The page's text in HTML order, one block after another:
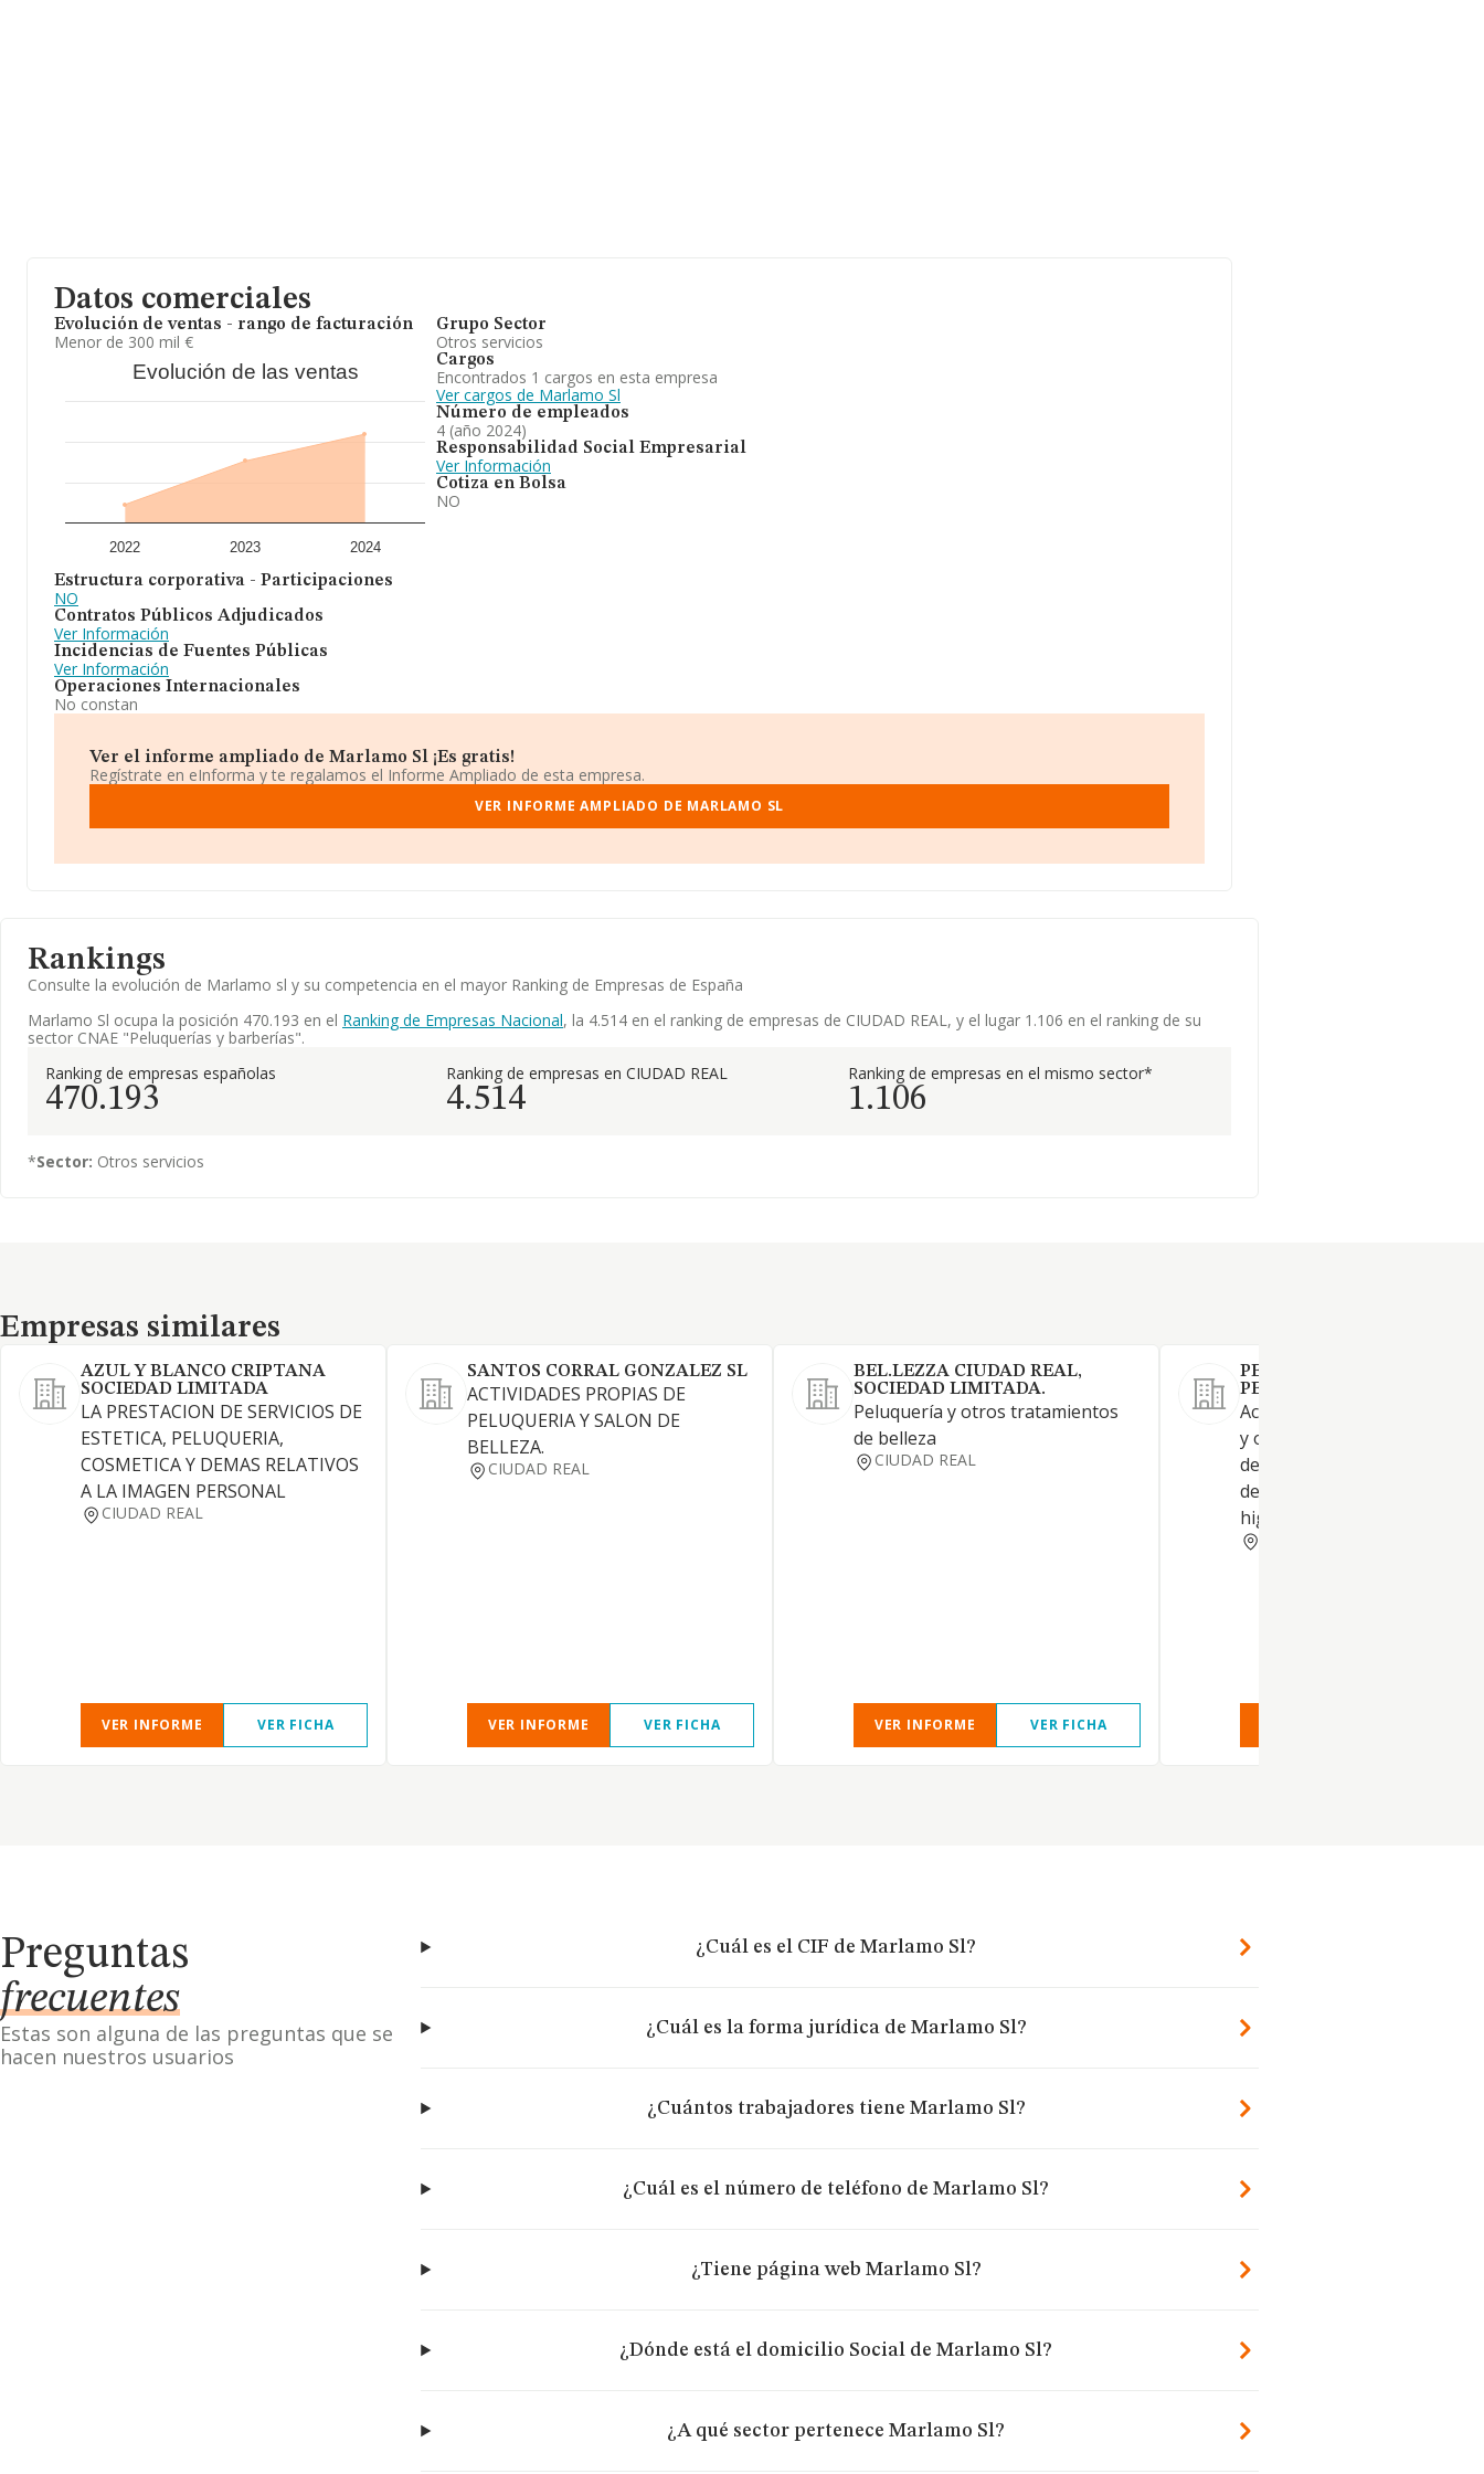
Datos comerciales
Evolución de ventas - rango de facturación
Menor de 300 mil €
Evolución de las ventas
2022 2023 2024
Estructura corporativa - Participaciones
NO
Contratos Públicos Adjudicados
Ver Información
Incidencias de Fuentes Públicas
Ver Información
Operaciones Internacionales
No constan
Grupo Sector
Otros servicios
Cargos
Encontrados 1 cargos en esta empresa
Ver cargos de Marlamo Sl
Número de empleados
4 (año 2024)
Responsabilidad Social Empresarial
Ver Información
Cotiza en Bolsa
NO
Ver el informe ampliado de Marlamo Sl ¡Es gratis!
Regístrate en eInforma y te regalamos el Informe Ampliado de esta empresa.
VER INFORME AMPLIADO DE MARLAMO SL
Rankings
Consulte la evolución de Marlamo sl y su competencia en el mayor Ranking de Empresas de España
Marlamo Sl ocupa la posición 470.193 en el Ranking de Empresas Nacional, la 4.514 en el ranking de empresas de CIUDAD REAL, y el lugar 1.106 en el ranking de su
sector CNAE "Peluquerías y barberías".
Ranking de empresas españolas
470.193
Ranking de empresas en CIUDAD REAL
4.514
Ranking de empresas en el mismo sector*
1.106
*Sector: Otros servicios
Empresas similares
Empresas similares
AZUL Y BLANCO CRIPTANA
SOCIEDAD LIMITADA
LA PRESTACION DE SERVICIOS DE
ESTETICA, PELUQUERIA,
COSMETICA Y DEMAS RELATIVOS
A LA IMAGEN PERSONAL
CIUDAD REAL
VER INFORME VER FICHA
SANTOS CORRAL GONZALEZ SL
ACTIVIDADES PROPIAS DE
PELUQUERIA Y SALON DE
BELLEZA.
CIUDAD REAL
VER INFORME VER FICHA
BEL.LEZZA CIUDAD REAL,
SOCIEDAD LIMITADA.
Peluquería y otros tratamientos
de belleza
CIUDAD REAL
VER INFORME VER FICHA
PELUQUERIA EL MUNDO
PELO, SOCIEDAD
Actividades de cuidados de
y otras actividades de
de belleza. Comercio al por
de productos de cosmética e
higiene
Preguntas
frecuentes
Estas son alguna de las preguntas que se
hacen nuestros usuarios
¿Cuál es el CIF de Marlamo Sl?
¿Cuál es la forma jurídica de Marlamo Sl?
¿Cuántos trabajadores tiene Marlamo Sl?
¿Cuál es el número de teléfono de Marlamo Sl?
¿Tiene página web Marlamo Sl?
¿Dónde está el domicilio Social de Marlamo Sl?
¿A qué sector pertenece Marlamo Sl?